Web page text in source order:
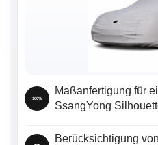
100%
Maßanfertigung für
SsangYong
Berücksichtigung